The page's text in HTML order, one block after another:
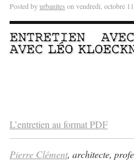
Posted byurbanites on vendredi, octobre
ENTRETIEN
AVEC LÉO
L’entretien au format PDF
Pierre Clément, architecte,